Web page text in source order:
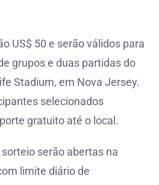
US$ 50 e serão válidos para
grupos e duas partidas do
Stadium, em Nova Jersey.
selecionados
gratuito até o local.
serão abertas na
limite diário de